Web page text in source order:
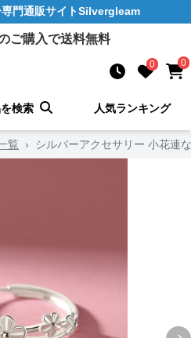
専門通販サイトSilvergleam
ご購入で送料無料
0 0
検索 人気ランキング
覧 › シルバーアクセサリー 小花連